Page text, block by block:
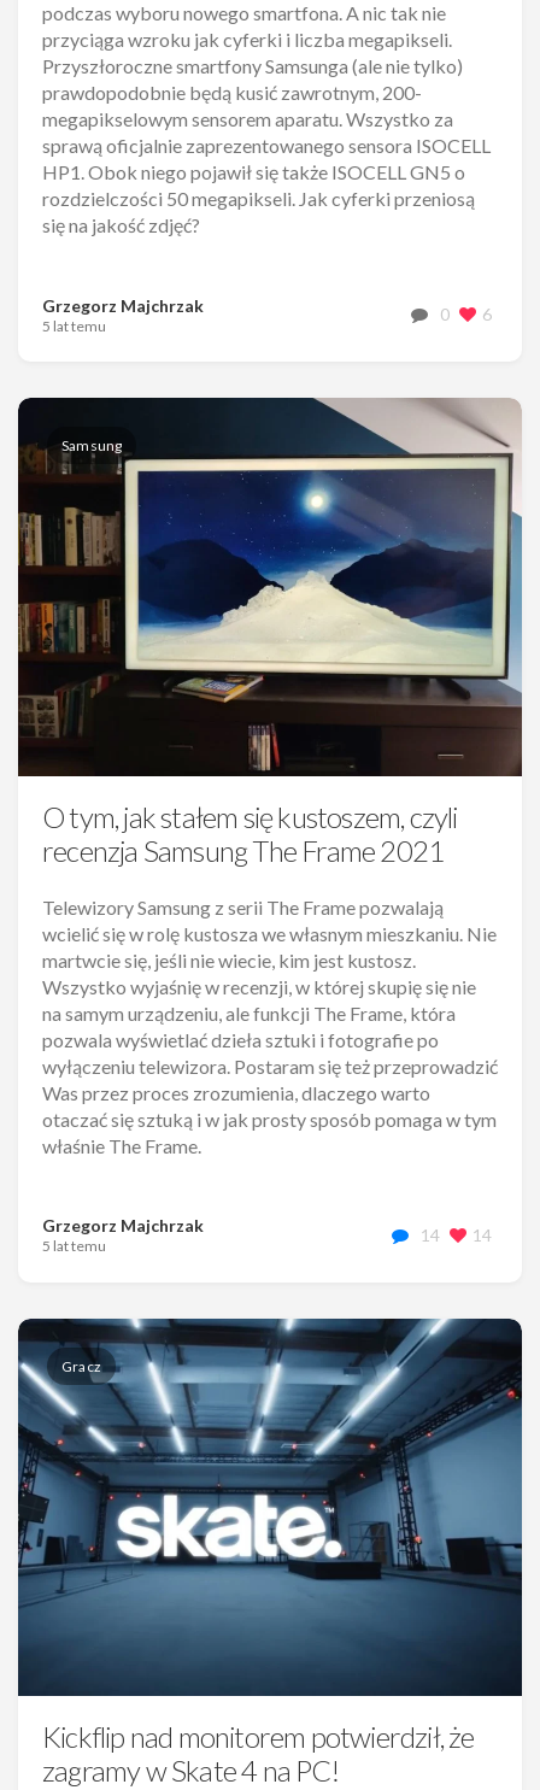
podczas wyboru nowego smartfona. A nic tak nie
przyciąga wzroku jak cyferki i liczba megapikseli.
Przyszłoroczne smartfony Samsunga (ale nie tylko)
prawdopodobnie będą kusić zawrotnym, 200-
megapikselowym sensorem aparatu. Wszystko za
sprawą oficjalnie zaprezentowanego sensora ISOCELL
HP1. Obok niego pojawił się także ISOCELL GN5 o
rozdzielczości 50 megapikseli. Jak cyferki przeniosą
się na jakość zdjęć?
Grzegorz Majchrzak
5 lat temu
0 6
Samsung
O tym, jak stałem się kustoszem, czyli
recenzja Samsung The Frame 2021
Telewizory Samsung z serii The Frame pozwalają
wcielić się w rolę kustosza we własnym mieszkaniu. Nie
martwcie się, jeśli nie wiecie, kim jest kustosz.
Wszystko wyjaśnię w recenzji, w której skupię się nie
na samym urządzeniu, ale funkcji The Frame, która
pozwala wyświetlać dzieła sztuki i fotografie po
wyłączeniu telewizora. Postaram się też przeprowadzić
Was przez proces zrozumienia, dlaczego warto
otaczać się sztuką i w jak prosty sposób pomaga w tym
właśnie The Frame.
Grzegorz Majchrzak
5 lat temu
14 14
Gracz
Kickflip nad monitorem potwierdził, że
zagramy w Skate 4 na PC!